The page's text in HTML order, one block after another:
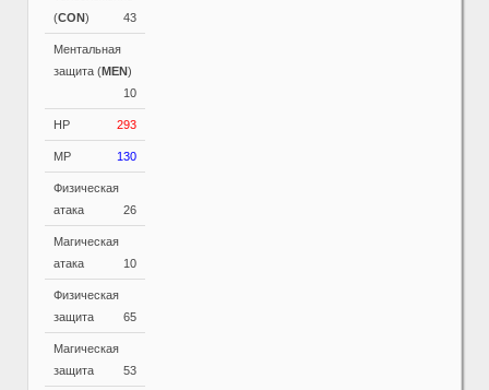
(CON) 43
Ментальная
защита (MEN)
10
HP 293
MP 130
Физическая
атака
26
Магическая
атака
10
Физическая
защита
65
Магическая
защита
53